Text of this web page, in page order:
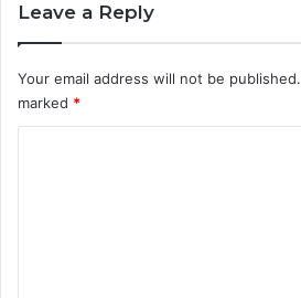
Leave a Reply
Your email address will not be published.
marked *